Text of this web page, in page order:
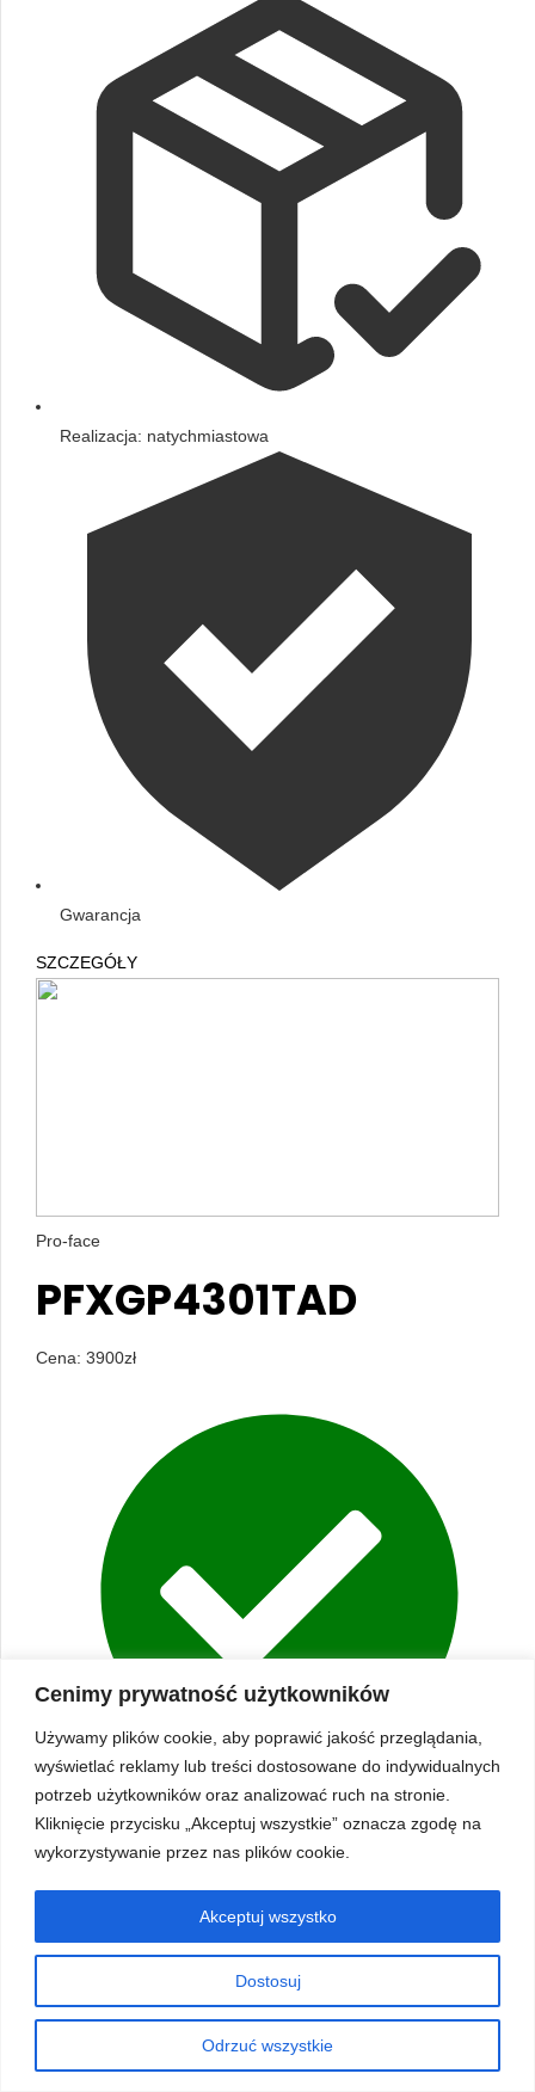
Cenimy prywatność użytkowników
Używamy plików cookie, aby poprawić jakość przeglądania,
wyświetlać reklamy lub treści dostosowane do indywidualnych
potrzeb użytkowników oraz analizować ruch na stronie.
Kliknięcie przycisku „Akceptuj wszystkie” oznacza zgodę na
wykorzystywanie przez nas plików cookie.
Dostosuj
Odrzuć wszystkie
Akceptuj wszystko
Realizacja: natychmiastowa
Gwarancja
SZCZEGÓŁY
Pro-face
PFXGP4301TAD
Cena: 3900zł
Dostępny w magazynie